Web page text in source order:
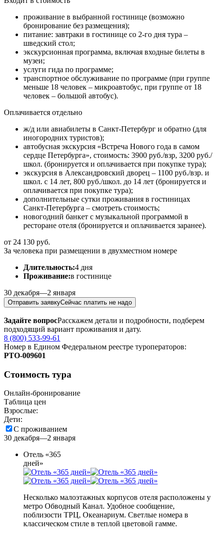
проживание в выбранной гостинице (возможно
бронирование без размещения);
питание: завтраки в гостинице со 2-го дня тура –
шведский стол;
экскурсионная программа, включая входные билеты в
музеи;
услуги гида по программе;
транспортное обслуживание по программе (при группе
меньше 18 человек – микроавтобус, при группе от 18
человек – большой автобус).
Оплачивается отдельно
ж/д или авиабилеты в Санкт-Петербург и обратно (для
иногородних туристов);
автобусная экскурсия «Встреча Нового года в самом
сердце Петербурга», стоимость: 3900 руб./взр, 3200 руб./
школ. (бронируется и оплачивается при покупке тура);
экскурсия в Александровский дворец – 1100 руб./взр. и
школ. с 14 лет, 800 руб./школ. до 14 лет (бронируется и
оплачивается при покупке тура);
дополнительные сутки проживания в гостиницах
Санкт-Петербурга – смотреть стоимость;
новогодний банкет с музыкальной программой в
ресторане отеля (бронируется и оплачивается заранее).
от 24 130 руб.
За человека при размещении в двухместном номере
Длительность:4 дня
Проживание:в гостинице
30 декабря—2 января
Отправить заявкуСейчас платить не надо
Задайте вопросРасскажем детали и подробности, подберем
подходящий вариант проживания и дату.
8 (800) 533-99-61
Номер в Едином Федеральном реестре туроператоров:
РTO‑009601
Стоимость тура
Онлайн-бронирование
Таблица цен
Взрослые:
Дети:
С проживанием
30 декабря—2 января
Отель «365
дней»
Несколько малоэтажных корпусов отеля расположены у
метро Обводный Канал. Удобное сообщение,
поблизости ТРЦ, Океанариум. Светлые номера в
классическом стиле в теплой цветовой гамме.